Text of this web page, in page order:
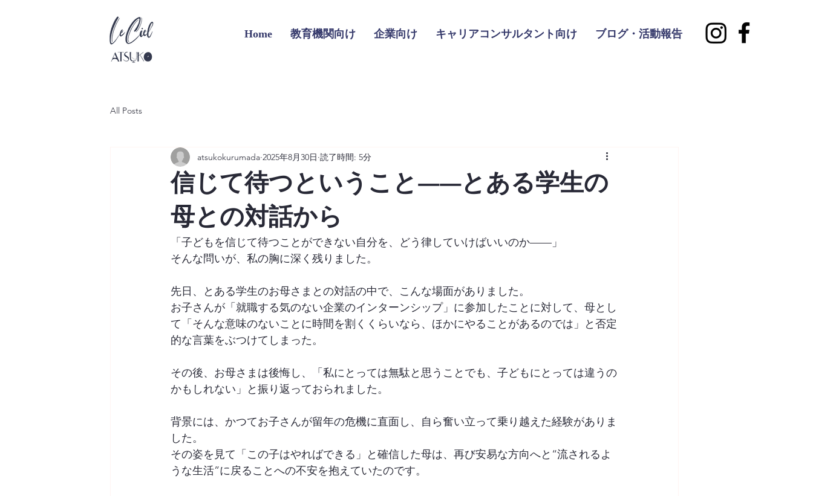
Home 教育機関向け 企業向け キャリアコンサルタント向け ブログ・活動報告
All Posts
信じて待つということ——とある学生の
母との対話から
atsukokurumada 2025年8月30日 読了時間: 5分
「子どもを信じて待つことができない自分を、どう律していけばいいのか——」
そんな問いが、私の胸に深く残りました。
先日、とある学生のお母さまとの対話の中で、こんな場面がありました。
お子さんが「就職する気のない企業のインターンシップ」に参加したことに対して、母とし
て「そんな意味のないことに時間を割くくらいなら、ほかにやることがあるのでは」と否定
的な言葉をぶつけてしまった。
その後、お母さまは後悔し、「私にとっては無駄と思うことでも、子どもにとっては違うの
かもしれない」と振り返っておられました。
背景には、かつてお子さんが留年の危機に直面し、自ら奮い立って乗り越えた経験がありま
した。
その姿を見て「この子はやればできる」と確信した母は、再び安易な方向へと“流されるよ
うな生活”に戻ることへの不安を抱えていたのです。